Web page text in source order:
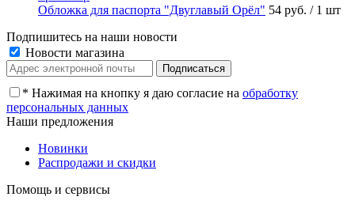
Обложка для паспорта "Двуглавый Орёл" 54 руб. / 1 шт
Подпишитесь на наши новости
Новости магазина
* Нажимая на кнопку я даю согласие на обработку
персональных данных
Наши предложения
Новинки
Распродажи и скидки
Помощь и сервисы